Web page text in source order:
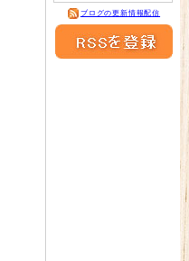
ブログの更新情報配信